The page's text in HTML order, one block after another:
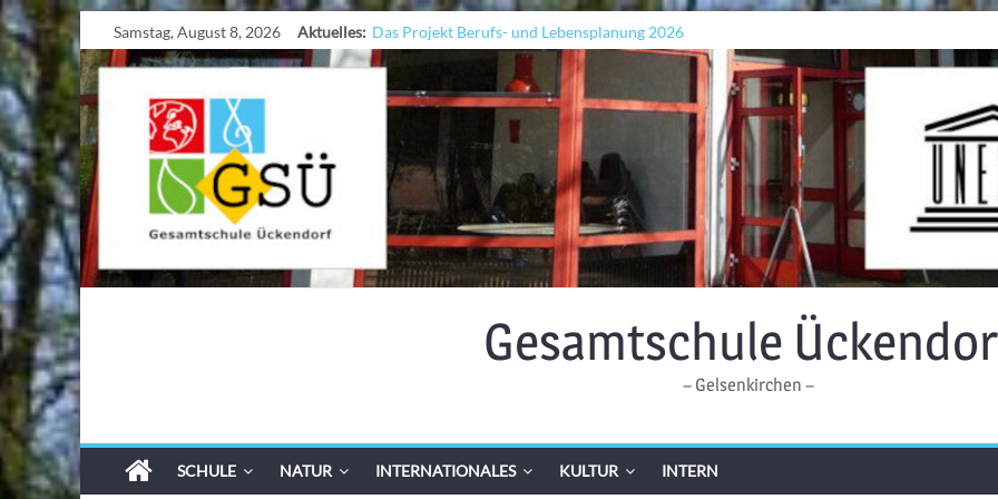
Samstag, August 8, 2026 Aktuelles: Das Projekt Berufs- und Lebensplanung 2026
UNESCO Stadtradeln „Grenzen überwinden“
Sicherheit auf den Wellen: Lehrkräfte bilden sich in Alicante fort
Gesamtschule
– Gelsenkirchen –
SCHULE NATUR INTERNATIONALES KULTUR INTERN